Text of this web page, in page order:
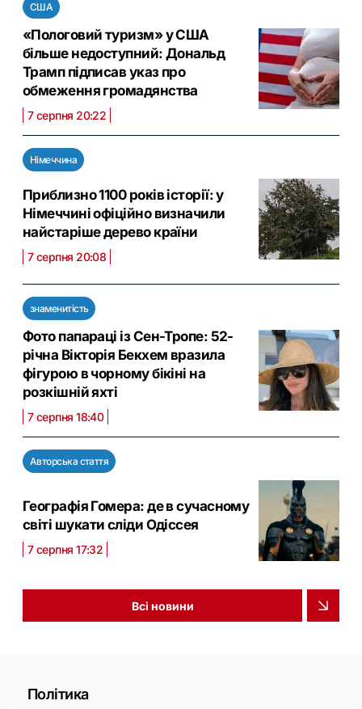
США
«Пологовий туризм» у США
більше недоступний: Дональд
Трамп підписав указ про
обмеження громадянства
7 серпня 20:22
Німеччина
Приблизно 1100 років історії: у
Німеччині офіційно визначили
найстаріше дерево країни
7 серпня 20:08
знаменитість
Фото папараці із Сен-Тропе: 52-
річна Вікторія Бекхем вразила
фігурою в чорному бікіні на
розкішній яхті
7 серпня 18:40
Авторська стаття
Географія Гомера: де в сучасному
світі шукати сліди Одіссея
7 серпня 17:32
Всі новини
Політика